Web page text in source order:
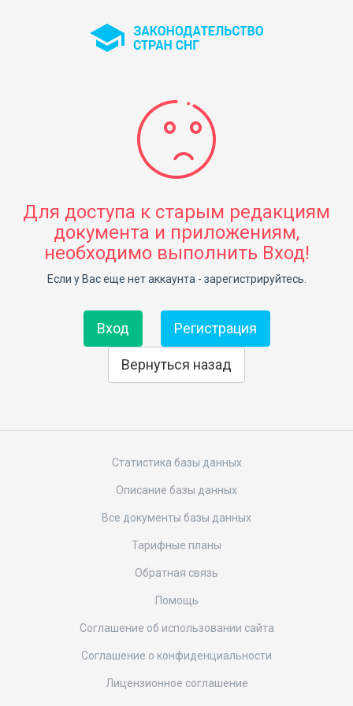
Для доступа к старым редакциям
документа и приложениям,
необходимо выполнить Вход!
Если у Вас еще нет аккаунта - зарегистрируйтесь.
Вход Регистрация
Вернуться назад
Статистика базы данных
Описание базы данных
Все документы базы данных
Тарифные планы
Обратная связь
Помощь
Соглашение об использовании сайта
Соглашение о конфиденциальности
Лицензионное соглашение